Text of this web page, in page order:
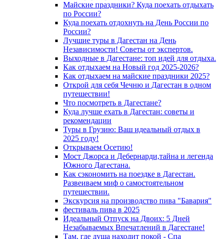
Майские праздники? Куда поехать отдыхать
по России?
Куда поехать отдохнуть на День России по
России?
Лучшие туры в Дагестан на День
Независимости! Советы от экспертов.
Выходные в Дагестане: топ идей для отдыха.
Как отдыхаем на Новый год 2025-2026?
Как отдыхаем на майские праздники 2025?
Открой для себя Чечню и Дагестан в одном
путешествии!
Что посмотреть в Дагестане?
Куда лучше ехать в Дагестан: советы и
рекомендации
Туры в Грузию: Ваш идеальный отдых в
2025 году!
Открываем Осетию!
Мост Джорса и Дебернарди,тайна и легенда
Южного Дагестана.
Как сэкономить на поездке в Дагестан.
Развеиваем миф о самостоятельном
путешествии.
Экскурсия на производство пива "Бавария"
фестиваль пива в 2025
Идеальный Отпуск на Двоих: 5 Дней
Незабываемых Впечатлений в Дагестане!
Там, где душа находит покой - Спа